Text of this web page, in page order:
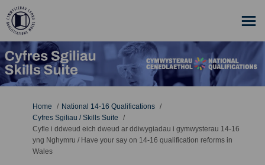
You are here:
Home
National 14-16 Qualifications
Cyfres Sgiliau / Skills Suite
Cyfle i ddweud eich dweud ar ddiwygiadau i gymwysterau 14-16
yng Nghymru / Have your say on 14-16 qualification reforms in
Wales